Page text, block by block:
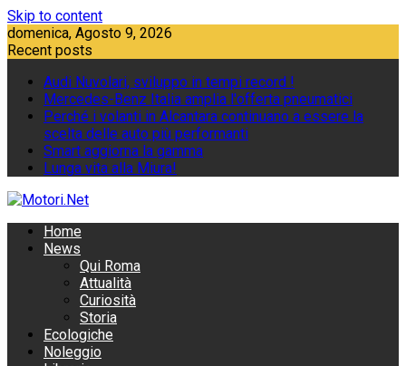
Skip to content
domenica, Agosto 9, 2026
Recent posts
Audi Nuvolari, sviluppo in tempi record !
Mercedes-Benz Italia amplia l'offerta pneumatici
Perché i volanti in Alcantara continuano a essere la
scelta delle auto più performanti
Smart aggiorna la gamma
Lunga vita alla Miura!
Home
News
Qui Roma
Attualità
Curiosità
Storia
Ecologiche
Noleggio